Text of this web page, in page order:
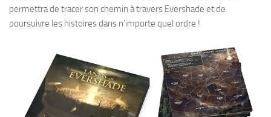
permettra de tracer son chemin à travers Evershade et de
poursuivre les histoires dans n’importe quel ordre !